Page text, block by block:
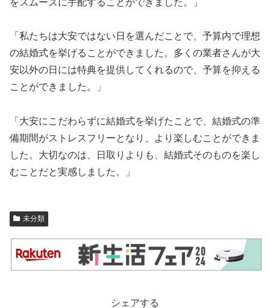
「私たちは大安ではない日を選んだことで、予算内で理想
の結婚式を挙げることができました。多くの業者さんが大
安以外の日には特典を提供してくれるので、予算を抑える
ことができました。」
「大安にこだわらずに結婚式を挙げたことで、結婚式の準
備期間がストレスフリーとなり、より楽しむことができま
した。大切なのは、日取りよりも、結婚式そのものを楽し
むことだと実感しました。」
未分類
シェアする